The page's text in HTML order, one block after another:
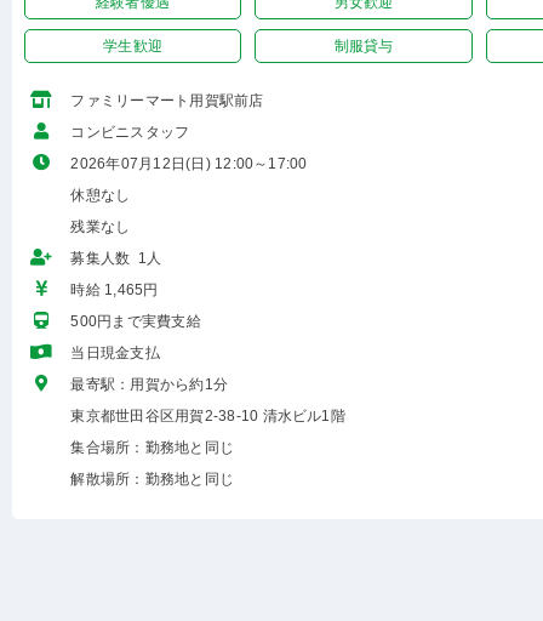
学生歓迎 制服貸与
ファミリーマート用賀駅前店
コンビニスタッフ
2026年07月12日(日) 12:00～17:00
休憩なし
残業なし
募集人数 1人
時給 1,465円
500円まで実費支給
当日現金支払
最寄駅：用賀から約1分
東京都世田谷区用賀2-38-10 清水ビル1階
集合場所：勤務地と同じ
解散場所：勤務地と同じ